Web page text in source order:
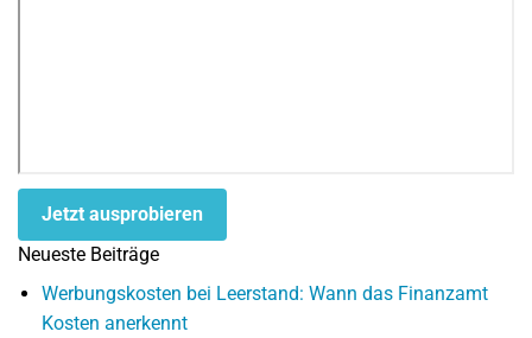
Jetzt ausprobieren
Neueste Beiträge
Werbungskosten bei Leerstand: Wann das Finanzamt
Kosten anerkennt